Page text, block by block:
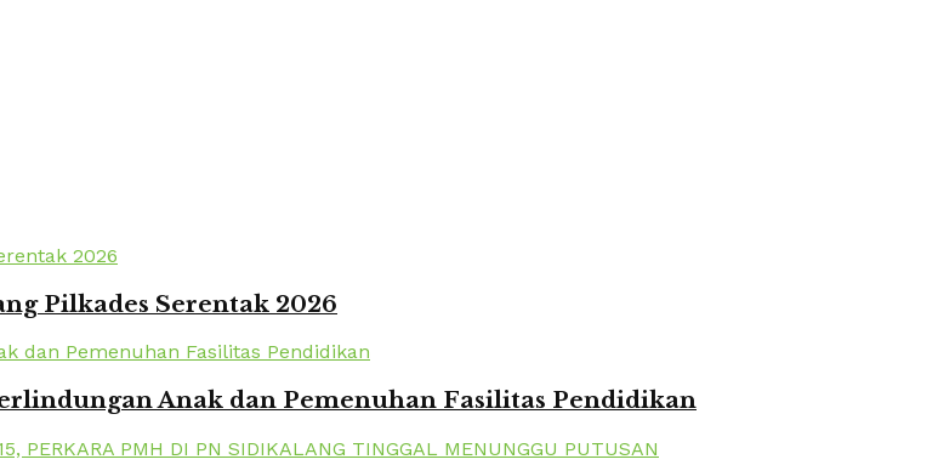
Pilkades Serentak 2026
Anak dan Pemenuhan Fasilitas Pendidikan